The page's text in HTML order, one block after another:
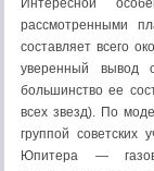
Интересной
рассмотренными
составляет всего
уверенный вывод
большинство ее
всех звезд). По
группой
Юпитера —